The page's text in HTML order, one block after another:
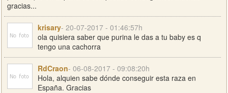
gracias...
krisary- 20-07-2017 - 01:46:57h
ola quisiera saber que purina le das a tu baby es q
tengo una cachorra
RdCraon- 06-08-2017 - 09:08:20h
Hola, alquien sabe dónde conseguir esta raza en
España. Gracias